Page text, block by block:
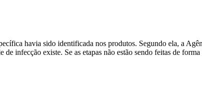
havia sido identificada nos produtos. Segundo ela, a
infecção existe. Se as etapas não estão sendo feitas de